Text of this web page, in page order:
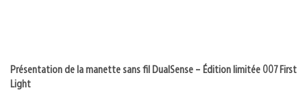
Présentation de la manette sans fil DualSense – Édition limitée 007 First
Light